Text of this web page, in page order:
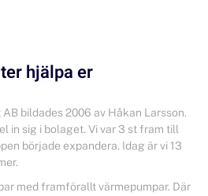
hjälpa er
bildades 2006 av Håkan Larsson.
in sig i bolaget. Vi var 3 st fram till
började expandera. Idag är vi 13
med framförallt värmepumpar. Där